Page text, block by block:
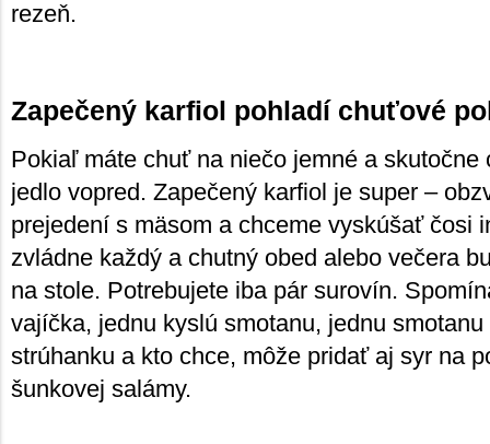
rezeň.
Zapečený karfiol pohladí chuťové
Pokiaľ máte chuť na niečo jemné a
jedlo vopred. Zapečený karfiol je super –
prejedení s mäsom a chceme vyskúšať čosi
zvládne každý a chutný obed alebo večera
na stole. Potrebujete iba pár surovín.
vajíčka, jednu kyslú smotanu, jednu
strúhanku a kto chce, môže pridať aj syr na
šunkovej salámy.